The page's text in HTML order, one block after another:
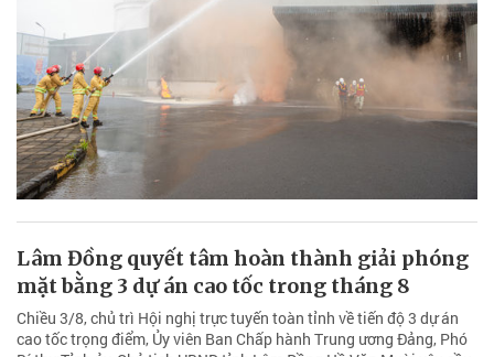
Lâm Đồng quyết tâm hoàn thành giải phóng
mặt bằng 3 dự án cao tốc trong tháng 8
Chiều 3/8, chủ trì Hội nghị trực tuyến toàn tỉnh về tiến độ 3 dự án
cao tốc trọng điểm, Ủy viên Ban Chấp hành Trung ương Đảng, Phó